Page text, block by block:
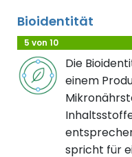
Bioidentität
5 von 10
Die
einem
spricht für